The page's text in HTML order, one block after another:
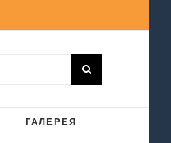
ГАЛЕРЕЯ